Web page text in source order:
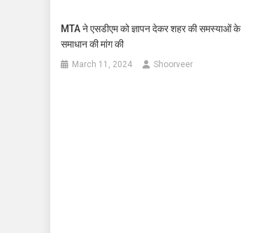
MTA ने एसडीएम को ज्ञापन देकर शहर की समस्याओं के
समाधान की मांग की
March 11, 2024 Shoorveer